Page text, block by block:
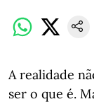
A realidade
ser o que é.